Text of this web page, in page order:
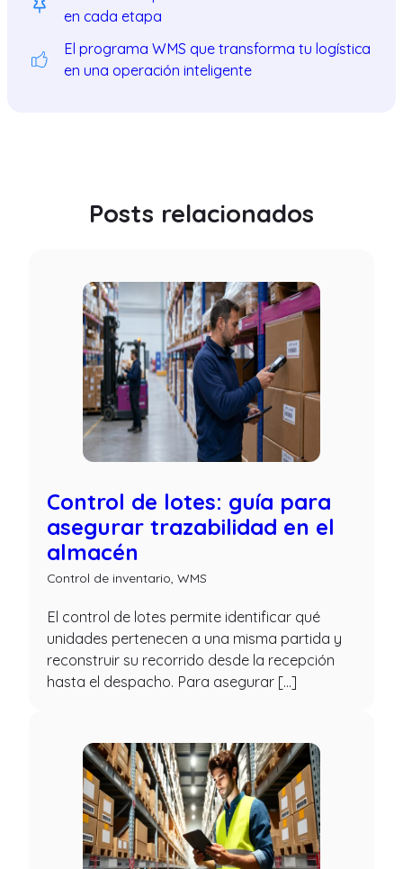
en cada etapa
El programa WMS que transforma tu logística
en una operación inteligente
Posts relacionados
Control de lotes: guía para
asegurar trazabilidad en el
almacén
Control de inventario, WMS
El control de lotes permite identificar qué
unidades pertenecen a una misma partida y
reconstruir su recorrido desde la recepción
hasta el despacho. Para asegurar […]